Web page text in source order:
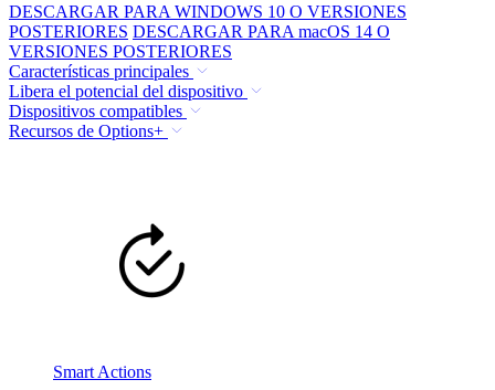
DESCARGAR PARA WINDOWS 10 O VERSIONES
POSTERIORES DESCARGAR PARA macOS 14 O
VERSIONES POSTERIORES
Características principales
Libera el potencial del dispositivo
Dispositivos compatibles
Recursos de Options+
Smart Actions